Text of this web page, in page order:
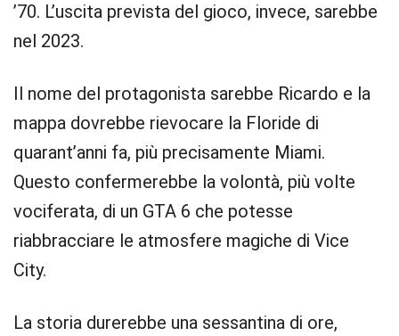
’70. L’uscita prevista del gioco, invece, sarebbe
nel 2023.
Il nome del protagonista sarebbe Ricardo e la
mappa dovrebbe rievocare la Floride di
quarant’anni fa, più precisamente Miami.
Questo confermerebbe la volontà, più volte
vociferata, di un GTA 6 che potesse
riabbracciare le atmosfere magiche di Vice
City.
La storia durerebbe una sessantina di ore,